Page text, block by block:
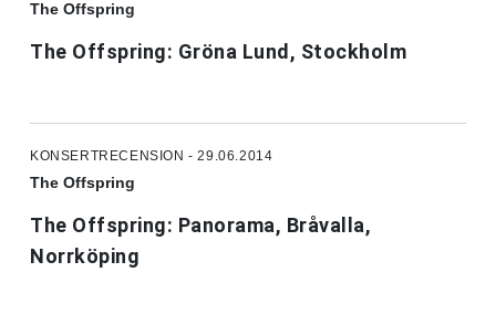
The Offspring
The Offspring: Gröna Lund, Stockholm
KONSERTRECENSION - 29.06.2014
The Offspring
The Offspring: Panorama, Bråvalla,
Norrköping